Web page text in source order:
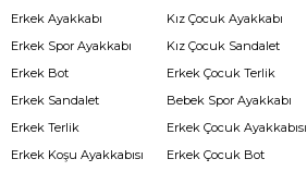
Erkek Ayakkabı
Erkek Spor Ayakkabı
Erkek Bot
Erkek Sandalet
Erkek Terlik
Erkek Koşu Ayakkabısı
Kız Çocuk Ayakkabı
Kız Çocuk Sandalet
Erkek Çocuk Terlik
Bebek Spor Ayakkabı
Erkek Çocuk Ayakkabısı
Erkek Çocuk Bot